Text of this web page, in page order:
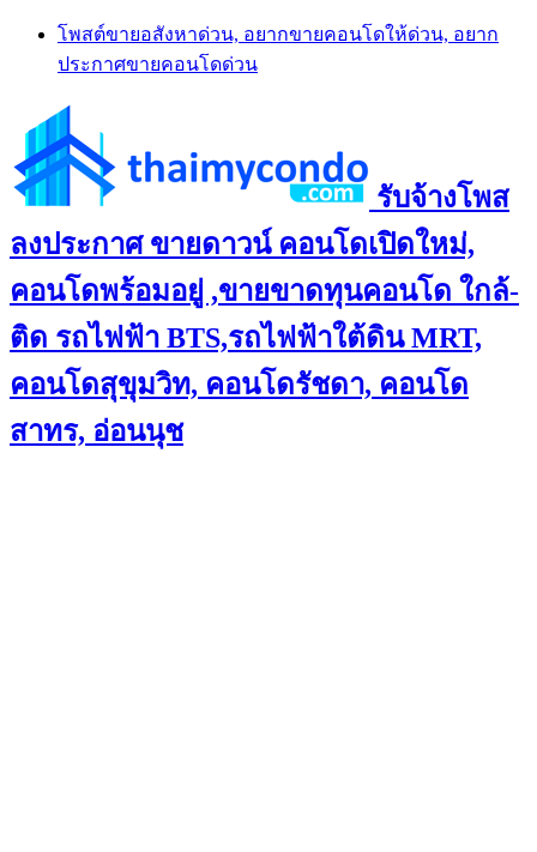
Skip
content
โพสต์ขายอสังหาด่วน, อยากขายคอนโดให้ด่วน, อยาก
ประกาศขายคอนโดด่วน
รับจ้างโพส
ลงประกาศ ขายดาวน์ คอนโดเปิดใหม่,
คอนโดพร้อมอยู่ ,ขายขาดทุนคอนโด ใกล้-
ติด รถไฟฟ้า BTS,รถไฟฟ้าใต้ดิน MRT,
คอนโดสุขุมวิท, คอนโดรัชดา, คอนโด
สาทร, อ่อนนุช